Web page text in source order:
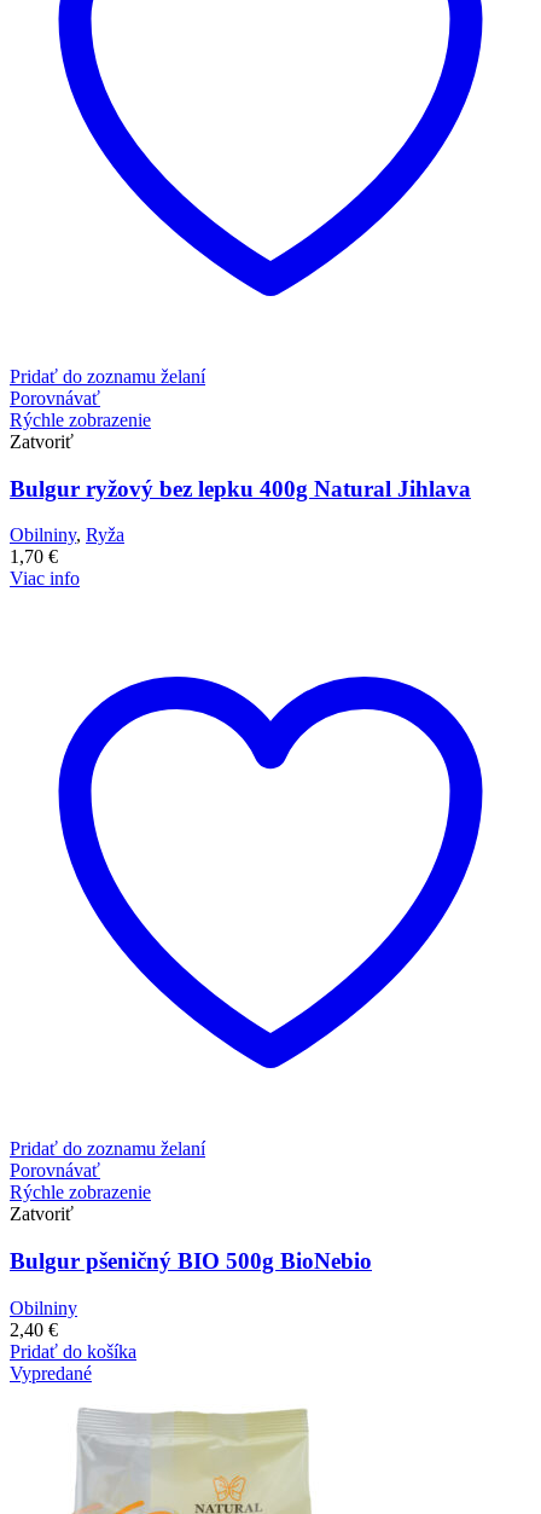
Pridať do zoznamu želaní
Porovnávať
Rýchle zobrazenie
Zatvoriť
Bulgur ryžový bez lepku 400g Natural Jihlava
Obilniny, Ryža
1,70 €
Viac info
Pridať do zoznamu želaní
Porovnávať
Rýchle zobrazenie
Zatvoriť
Bulgur pšeničný BIO 500g BioNebio
Obilniny
2,40 €
Pridať do košíka
Vypredané